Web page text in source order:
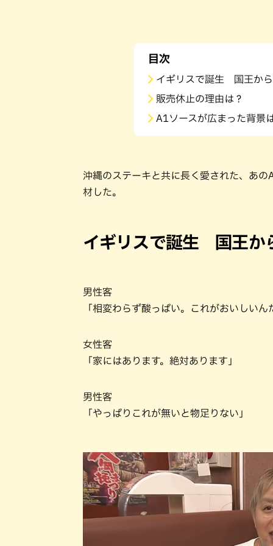
目次
イギリスで誕生 国王か
販売休止の理由は？
A1ソースが広まった背景
沖縄のステーキと共に長く愛された、あ
材した。
イギリスで誕生 国王か
男性客
「相変わらず酸っぱい。これがおいしいん
女性客
「家にはあります。絶対あります」
男性客
「やっぱりこれが無いと物足りない」